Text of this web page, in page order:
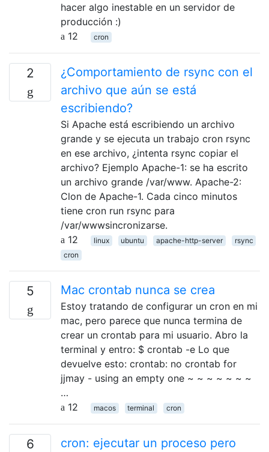
hacer algo inestable en un servidor de
producción :)
12
cron
2
¿Comportamiento de rsync con el
archivo que aún se está
escribiendo?
Si Apache está escribiendo un archivo
grande y se ejecuta un trabajo cron rsync
en ese archivo, ¿intenta rsync copiar el
archivo? Ejemplo Apache-1: se ha escrito
un archivo grande /var/www. Apache-2:
Clon de Apache-1. Cada cinco minutos
tiene cron run rsync para
/var/wwwsincronizarse.
12
linux ubuntu apache-http-server
rsync
cron
5 Mac crontab nunca se crea
Estoy tratando de configurar un cron en mi
mac, pero parece que nunca termina de
crear un crontab para mi usuario. Abro la
terminal y entro: $ crontab -e Lo que
devuelve esto: crontab: no crontab for
jjmay - using an empty one ~ ~ ~ ~ ~ ~ ~
…
12
macos terminal cron
6
cron: ejecutar un proceso pero